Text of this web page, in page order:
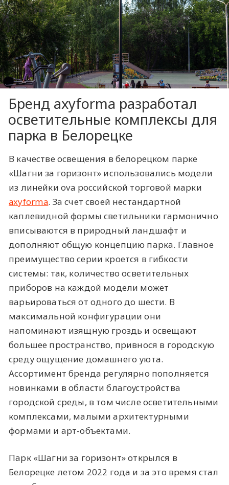
Бренд axyforma разработал
осветительные комплексы для
парка в Белорецке
В качестве освещения в белорецком парке
«Шагни за горизонт» использовались модели
из линейки ova российской торговой марки
axyforma. За счет своей нестандартной
каплевидной формы светильники гармонично
вписываются в природный ландшафт и
дополняют общую концепцию парка. Главное
преимущество серии кроется в гибкости
системы: так, количество осветительных
приборов на каждой модели может
варьироваться от одного до шести. В
максимальной конфигурации они
напоминают изящную гроздь и освещают
большее пространство, привнося в городскую
среду ощущение домашнего уюта.
Ассортимент бренда регулярно пополняется
новинками в области благоустройства
городской среды, в том числе осветительными
комплексами, малыми архитектурными
формами и арт-объектами.
Парк «Шагни за горизонт» открылся в
Белорецке летом 2022 года и за это время стал